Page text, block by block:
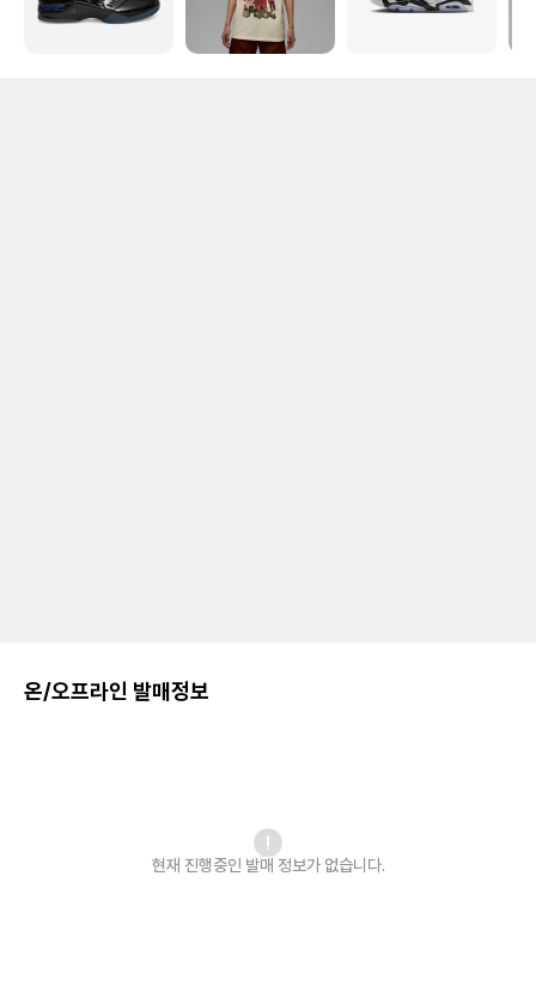
온/오프라인 발매정보
현재 진행중인 발매 정보가 없습니다.